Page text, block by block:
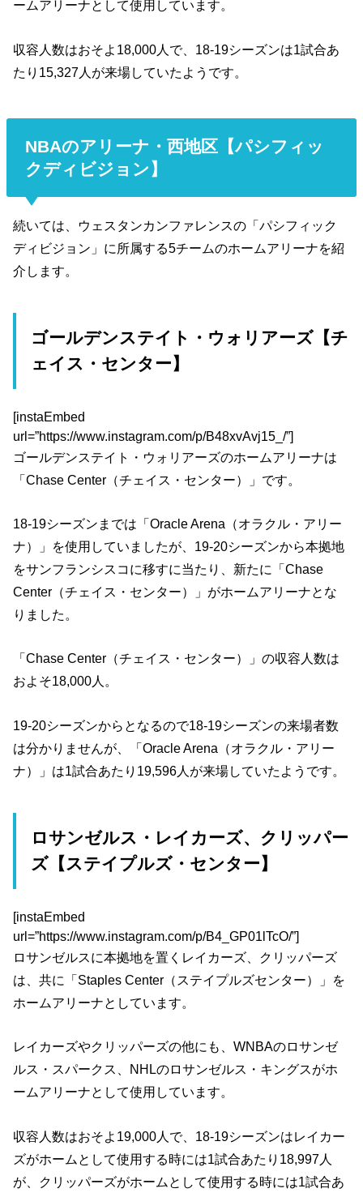
ームアリーナとして使用しています。
収容人数はおそよ18,000人で、18-19シーズンは1試合あ
たり15,327人が来場していたようです。
NBAのアリーナ・西地区【パシフィッ
クディビジョン】
続いては、ウェスタンカンファレンスの「パシフィック
ディビジョン」に所属する5チームのホームアリーナを紹
介します。
ゴールデンステイト・ウォリアーズ【チ
ェイス・センター】
[instaEmbed
url=”https://www.instagram.com/p/B48xvAvj15_/”]
ゴールデンステイト・ウォリアーズのホームアリーナは
「Chase Center（チェイス・センター）」です。
18-19シーズンまでは「Oracle Arena（オラクル・アリー
ナ）」を使用していましたが、19-20シーズンから本拠地
をサンフランシスコに移すに当たり、新たに「Chase
Center（チェイス・センター）」がホームアリーナとな
りました。
「Chase Center（チェイス・センター）」の収容人数は
およそ18,000人。
19-20シーズンからとなるので18-19シーズンの来場者数
は分かりませんが、「Oracle Arena（オラクル・アリー
ナ）」は1試合あたり19,596人が来場していたようです。
ロサンゼルス・レイカーズ、クリッパー
ズ【ステイプルズ・センター】
[instaEmbed
url=”https://www.instagram.com/p/B4_GP01lTcO/”]
ロサンゼルスに本拠地を置くレイカーズ、クリッパーズ
は、共に「Staples Center（ステイプルズセンター）」を
ホームアリーナとしています。
レイカーズやクリッパーズの他にも、WNBAのロサンゼ
ルス・スパークス、NHLのロサンゼルス・キングスがホ
ームアリーナとして使用しています。
収容人数はおそよ19,000人で、18-19シーズンはレイカー
ズがホームとして使用する時には1試合あたり18,997人
が、クリッパーズがホームとして使用する時には1試合あ